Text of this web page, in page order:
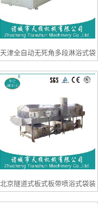
天津全自动无死角多段淋浴式袋
北京隧道式板式板带喷浴式袋装